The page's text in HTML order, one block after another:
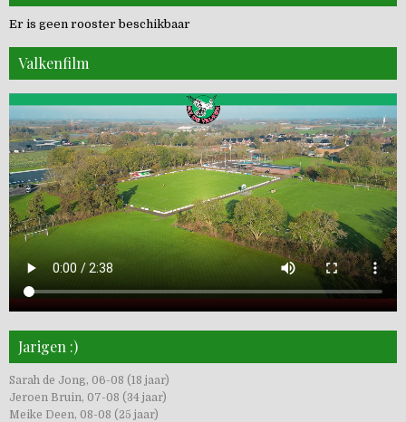
Er is geen rooster beschikbaar
Valkenfilm
Jarigen :)
Sarah de Jong, 06-08 (18 jaar)
Jeroen Bruin, 07-08 (34 jaar)
Meike Deen, 08-08 (25 jaar)